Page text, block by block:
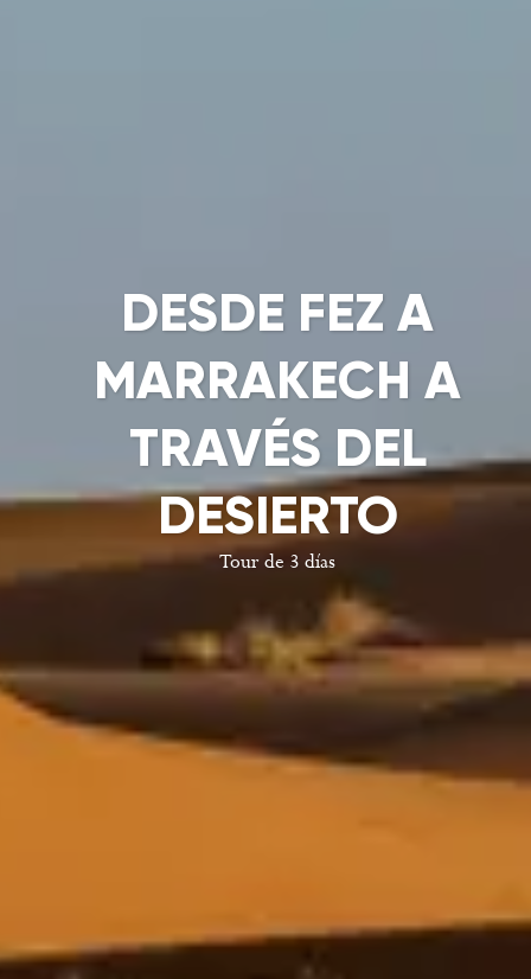
DESDE FEZ A
MARRAKECH A
TRAVÉS DEL
DESIERTO
Tour de 3 días